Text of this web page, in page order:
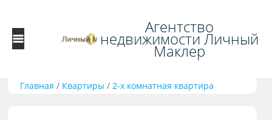
Агентство
недвижимости Личный
Маклер
Главная / Квартиры / 2-х комнатная квартира